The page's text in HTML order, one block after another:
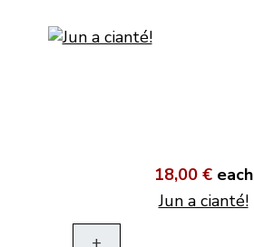
18,00 € each
Jun a cianté!
+